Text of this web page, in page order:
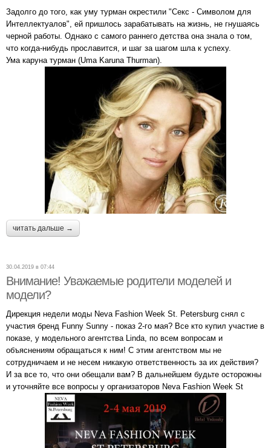
Задолго до того, как уму турман окрестили "Секс - Символом для
Интеллектуалов", ей пришлось зарабатывать на жизнь, не гнушаясь
черной работы. Однако с самого раннего детства она знала о том,
что когда-нибудь прославится, и шаг за шагом шла к успеху.
Ума каруна турман (Uma Karuna Thurman).
читать дальше →
30.04.2019 в 07:44
Внимание! Уважаемые родители моделей и
модели?
Дирекция недели моды Neva Fashion Week St. Petersburg снял с
участия бренд Funny Sunny - показ 2-го мая? Все кто купил участие в
показе, у модельного агентства Linda, по всем вопросам и
объяснениям обращаться к ним! С этим агентством мы не
сотрудничаем и не несем никакую ответственность за их действия?
И за все то, что они обещали вам? В дальнейшем будьте осторожны
и уточняйте все вопросы у организаторов Neva Fashion Week St